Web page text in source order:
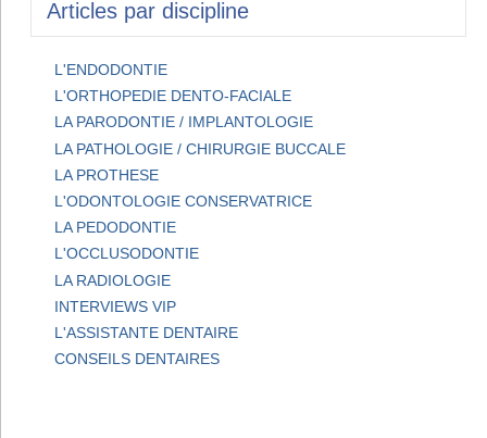
Articles par discipline
L'ENDODONTIE
L'ORTHOPEDIE DENTO-FACIALE
LA PARODONTIE / IMPLANTOLOGIE
LA PATHOLOGIE / CHIRURGIE BUCCALE
LA PROTHESE
L'ODONTOLOGIE CONSERVATRICE
LA PEDODONTIE
L'OCCLUSODONTIE
LA RADIOLOGIE
INTERVIEWS VIP
L'ASSISTANTE DENTAIRE
CONSEILS DENTAIRES